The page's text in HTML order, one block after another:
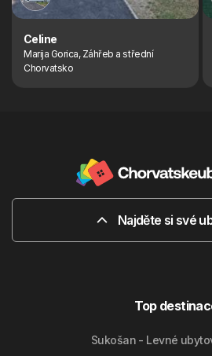
Celine
Marija Gorica, Záhřeb a střední
Chorvatsko
Najděte si své
Top
Sukošan - Levné